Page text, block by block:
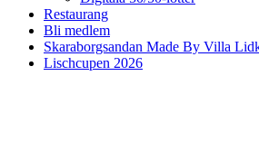
Restaurang
Bli medlem
Skaraborgsandan Made By Villa
Lischcupen 2026